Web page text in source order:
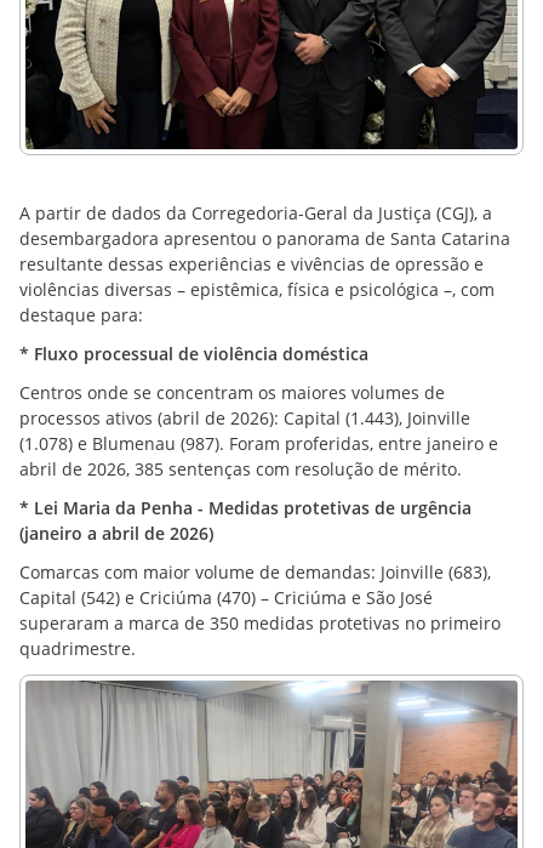
A partir de dados da Corregedoria-Geral da Justiça (CGJ), a
desembargadora apresentou o panorama de Santa Catarina
resultante dessas experiências e vivências de opressão e
violências diversas – epistêmica, física e psicológica –, com
destaque para:
* Fluxo processual de violência doméstica
Centros onde se concentram os maiores volumes de
processos ativos (abril de 2026): Capital (1.443), Joinville
(1.078) e Blumenau (987). Foram proferidas, entre janeiro e
abril de 2026, 385 sentenças com resolução de mérito.
* Lei Maria da Penha - Medidas protetivas de urgência
(janeiro a abril de 2026)
Comarcas com maior volume de demandas: Joinville (683),
Capital (542) e Criciúma (470) – Criciúma e São José
superaram a marca de 350 medidas protetivas no primeiro
quadrimestre.